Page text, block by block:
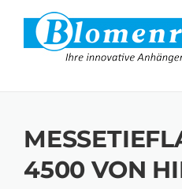
Skip to content
4500 VON